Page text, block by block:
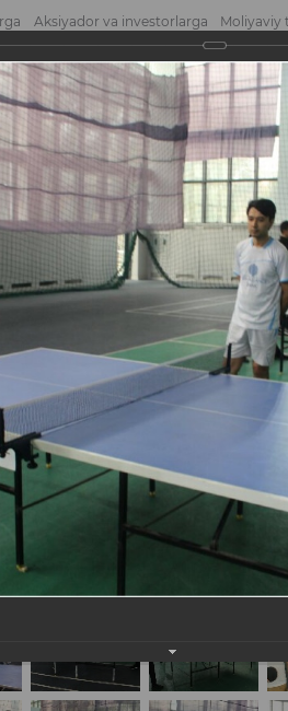
Aksiyador va investorlarga Moliyaviy
Toshkent Moliya Institutining sport-
musobaqa oʻtkazildi.